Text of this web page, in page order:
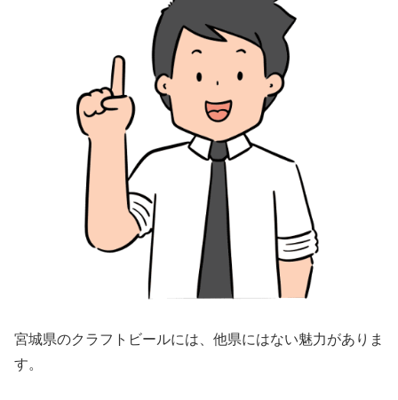
宮城県のクラフトビールには、他県にはない魅力がありま
す。